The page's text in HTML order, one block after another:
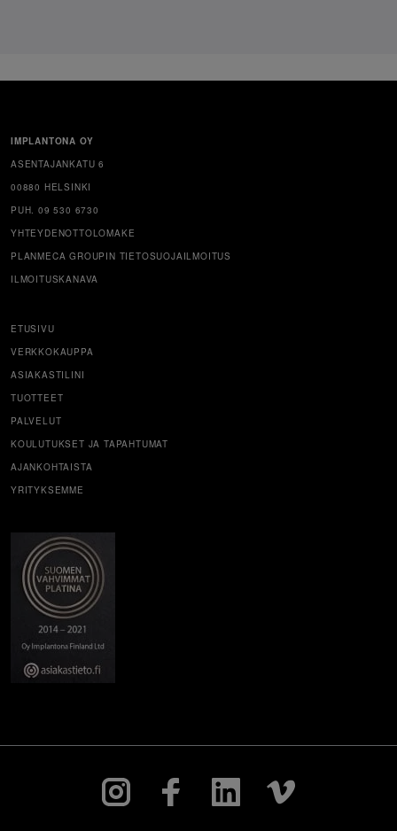
IMPLANTONA OY
ASENTAJANKATU 6
00880 HELSINKI
PUH. 09 530 6730
YHTEYDENOTTOLOMAKE
PLANMECA GROUPIN TIETOSUOJAILMOITUS
ILMOITUSKANAVA
ETUSIVU
VERKKOKAUPPA
ASIAKASTILINI
TUOTTEET
PALVELUT
KOULUTUKSET JA TAPAHTUMAT
AJANKOHTAISTA
YRITYKSEMME